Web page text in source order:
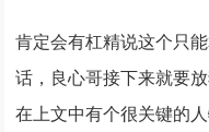
肯定会有杠精说这个只
话，良心哥接下来就要放
在上文中有个很关键的